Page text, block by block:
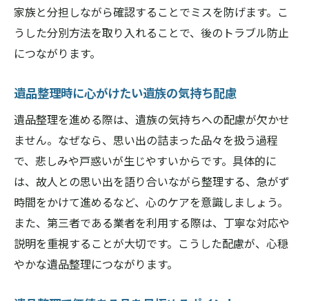
家族と分担しながら確認することでミスを防げます。こ
うした分別方法を取り入れることで、後のトラブル防止
につながります。
遺品整理時に心がけたい遺族の気持ち配慮
遺品整理を進める際は、遺族の気持ちへの配慮が欠かせ
ません。なぜなら、思い出の詰まった品々を扱う過程
で、悲しみや戸惑いが生じやすいからです。具体的に
は、故人との思い出を語り合いながら整理する、急がず
時間をかけて進めるなど、心のケアを意識しましょう。
また、第三者である業者を利用する際は、丁寧な対応や
説明を重視することが大切です。こうした配慮が、心穏
やかな遺品整理につながります。